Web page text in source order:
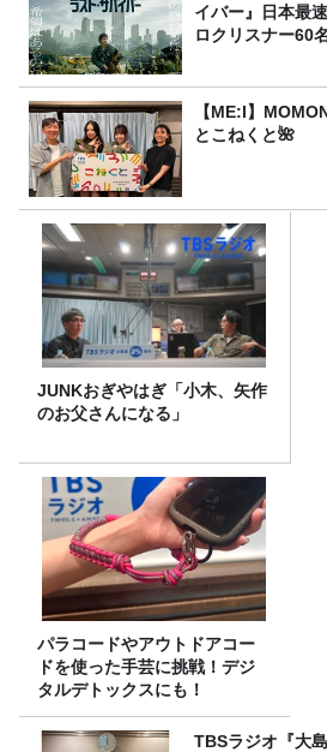
イバー』日本最
ロクリスナー60
【ME:I】
とこねくと🌺
JUNKおぎやはぎ「小木、矢作
のお父さんになる」
パラコードやアウトドアコー
ドを使った手芸に挑戦！デジ
タルデトックスにも！
TBSラジオ『大